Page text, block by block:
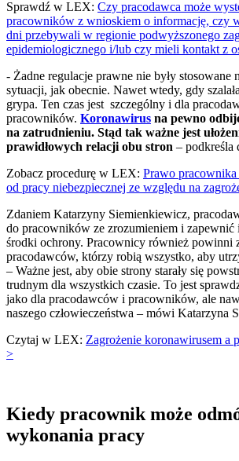
Sprawdź w LEX: Czy pracodawca może
pracowników z wnioskiem o informację, czy
dni przebywali w regionie podwyższonego
epidemiologicznego i/lub czy mieli kontakt z
- Żadne regulacje prawne nie były stosowane
sytuacji, jak obecnie. Nawet wtedy, gdy
grypa. Ten czas jest szczególny i dla
pracowników. Koronawirus na pewno
na zatrudnieniu. Stąd tak ważne jest
prawidłowych relacji obu stron – podkreśla
Zobacz procedurę w LEX: Prawo
od pracy niebezpiecznej ze względu na
Zdaniem Katarzyny Siemienkiewicz,
do pracowników ze zrozumieniem i
środki ochrony. Pracownicy również powinni
pracodawców, którzy robią wszystko, aby
– Ważne jest, aby obie strony starały się
trudnym dla wszystkich czasie. To jest
jako dla pracodawców i pracowników, ale
naszego człowieczeństwa – mówi Katarzyna
Czytaj w LEX: Zagrożenie koronawirusem a
>
Kiedy pracownik może
wykonania pracy